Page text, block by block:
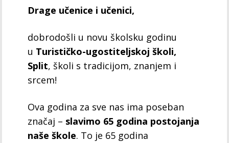
Drage učenice i učenici,
dobrodošli u novu školsku godinu
u Turističko-ugostiteljskoj školi,
Split, školi s tradicijom, znanjem i
srcem!
Ova godina za sve nas ima poseban
značaj – slavimo 65 godina postojanja
naše škole. To je 65 godina